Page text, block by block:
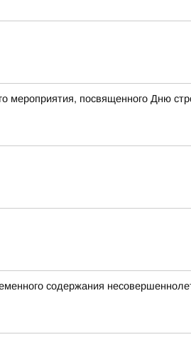
мероприятия, посвященного Дню
содержания